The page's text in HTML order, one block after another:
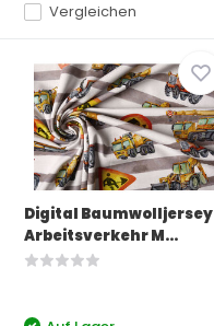
Vergleichen
Digital Baumwolljersey
Arbeitsverkehr M...